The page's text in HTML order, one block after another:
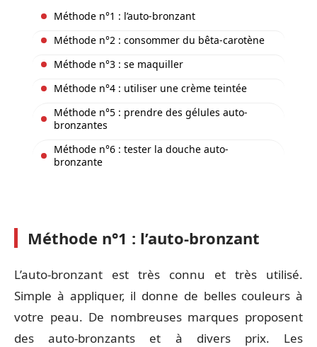
Méthode n°1 : l’auto-bronzant
Méthode n°2 : consommer du bêta-carotène
Méthode n°3 : se maquiller
Méthode n°4 : utiliser une crème teintée
Méthode n°5 : prendre des gélules auto-
bronzantes
Méthode n°6 : tester la douche auto-
bronzante
Méthode n°1 : l’auto-bronzant
L’auto-bronzant est très connu et très utilisé.
Simple à appliquer, il donne de belles couleurs à
votre peau. De nombreuses marques proposent
des auto-bronzants et à divers prix. Les